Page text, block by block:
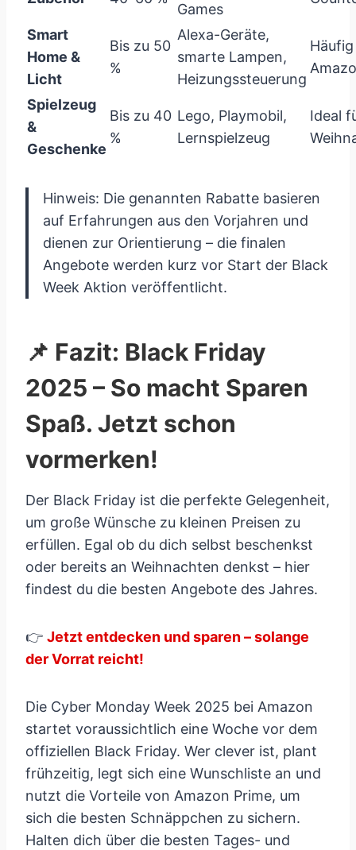
Games
Smart
Home &
Licht
Bis zu 50
%
Alexa-Geräte,
smarte Lampen,
Heizungssteuerung
Spielzeug
&
Geschenke
Bis zu 40
%
Lego, Playmobil,
Lernspielzeug
Ideal
Hinweis: Die genannten Rabatte basieren
auf Erfahrungen aus den Vorjahren und
dienen zur Orientierung – die finalen
Angebote werden kurz vor Start der Black
Week Aktion veröffentlicht.
📌 Fazit: Black Friday
2025 – So macht Sparen
Spaß. Jetzt schon
vormerken!
Der Black Friday ist die perfekte Gelegenheit,
um große Wünsche zu kleinen Preisen zu
erfüllen. Egal ob du dich selbst beschenkst
oder bereits an Weihnachten denkst – hier
findest du die besten Angebote des Jahres.
👉 Jetzt entdecken und sparen – solange
der Vorrat reicht!
Die Cyber Monday Week 2025 bei Amazon
startet voraussichtlich eine Woche vor dem
offiziellen Black Friday. Wer clever ist, plant
frühzeitig, legt sich eine Wunschliste an und
nutzt die Vorteile von Amazon Prime, um
sich die besten Schnäppchen zu sichern.
Halten dich über die besten Tages- und